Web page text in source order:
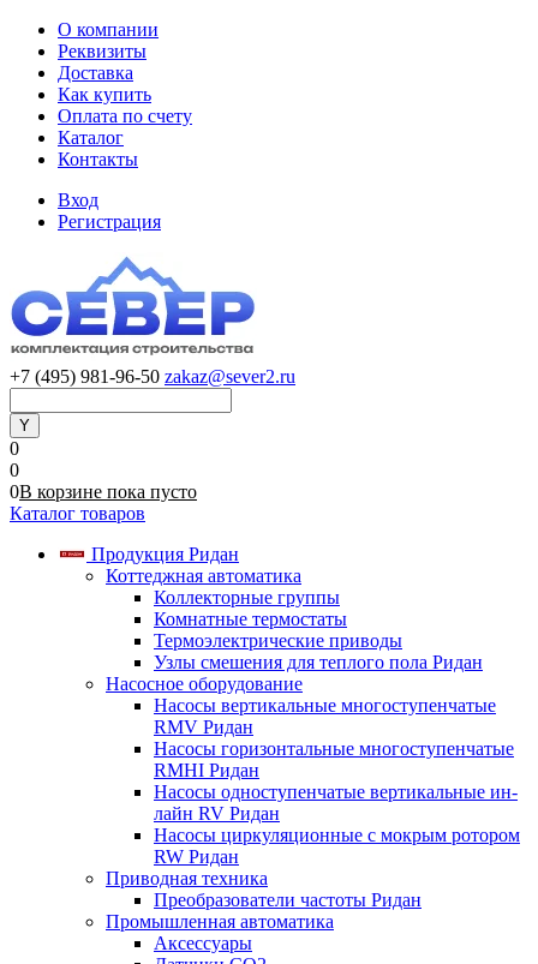
О компании
Реквизиты
Доставка
Как купить
Оплата по счету
Каталог
Контакты
Вход
Регистрация
+7 (495) 981-96-50 zakaz@sever2.ru
0
0
0В корзине пока пусто
Каталог товаров
Продукция Ридан
Коттеджная автоматика
Коллекторные группы
Комнатные термостаты
Термоэлектрические приводы
Узлы смешения для теплого пола Ридан
Насосное оборудование
Насосы вертикальные многоступенчатые
RMV Ридан
Насосы горизонтальные многоступенчатые
RMHI Ридан
Насосы одноступенчатые вертикальные ин-
лайн RV Ридан
Насосы циркуляционные с мокрым ротором
RW Ридан
Приводная техника
Преобразователи частоты Ридан
Промышленная автоматика
Аксессуары